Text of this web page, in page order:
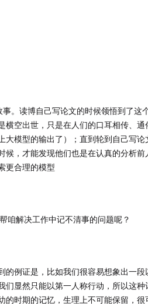
横空出世，只是在人们的口耳相传、通
大模型的输出了）；直到轮到自己写论
候，才能发现他们也是在认真的分析前
更合理的模型
咱解决工作中记不清事的问题呢？
的例证是，比如我们很容易想象出一段
们显然只能以第一人称行动，所以这种
的时期的记忆，生理上不可能保留，很